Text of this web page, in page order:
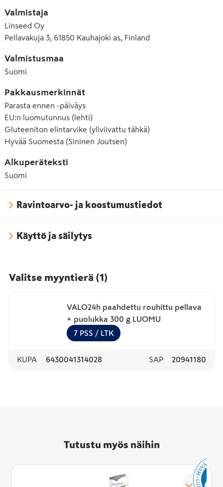
Valmistaja
Linseed Oy
Pellavakuja 3, 61850 Kauhajoki as, Finland
Valmistusmaa
Suomi
Pakkausmerkinnät
Parasta ennen -päiväys
EU:n luomutunnus (lehti)
Gluteeniton elintarvike (yliviivattu tähkä)
Hyvää Suomesta (Sininen Joutsen)
Alkuperäteksti
Suomi
Ravintoarvo- ja koostumustiedot
Käyttö ja säilytys
Valitse myyntierä (1)
VALO24h paahdettu rouhittu pellava
+ puolukka 300 g LUOMU
7 PSS / LTK
KUPA 6430041314028 SAP 20941180
Tutustu myös näihin